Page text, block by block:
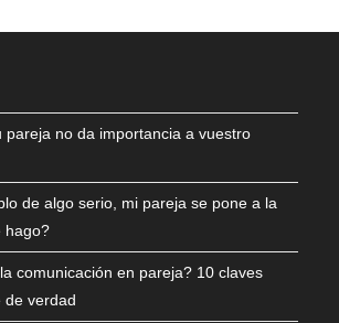
pareja no da importancia a vuestro
de algo serio, mi pareja se pone a la
hago?
comunicación en pareja? 10 claves
de verdad